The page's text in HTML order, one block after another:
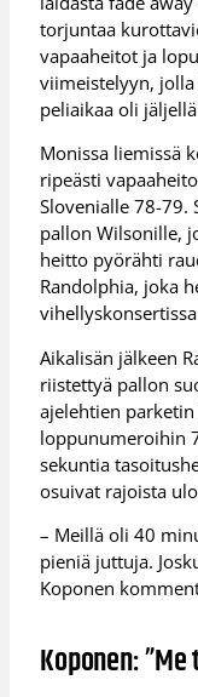
torjuntaa
vapaaheitot ja
viimeistelyyn,
peliaikaa oli
Monissa liemissä
ripeästi
Slovenialle 78-79.
pallon Wilsonille,
heitto pyörähti
Randolphia, joka
Aikalisän jälkeen
riistettyä pallon
ajelehtien
loppunumeroihin
sekuntia
osuivat rajoista
– Meillä oli 40
pieniä juttuja.
Koponen
Koponen: